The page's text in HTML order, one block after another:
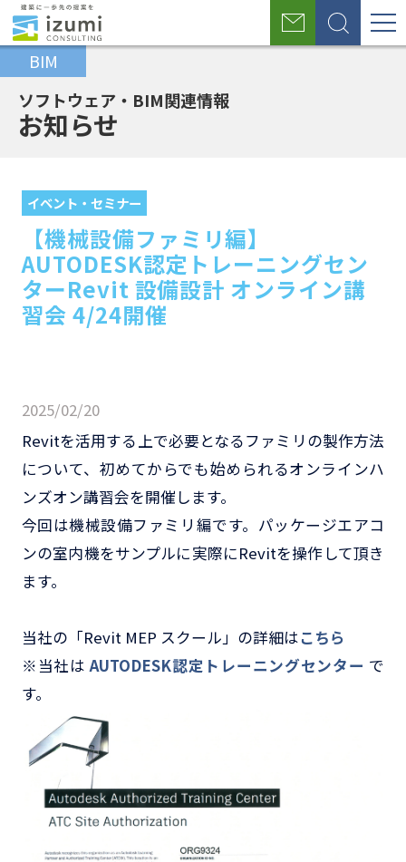
グ
ロ
ー
バ
ナ
ビ
ゲ
ー
シ
ン
お
問
検
索
BIM
ソフトウェア・BIM関連情報
お知らせ
ー
ム
事
業
知
ら
せ
トレーニングセンターRevit 設備設計 オ
ンライン講習会 4/24開催
イベント・セミナー
【機械設備ファミリ編】
AUTODESK認定トレーニングセン
ターRevit 設備設計 オンライン講
習会 4/24開催
2025/02/20
Revitを活用する上で必要となるファミリの製作方法
について、初めてからでも始められるオンラインハ
ンズオン講習会を開催します。
今回は機械設備ファミリ編です。パッケージエアコ
ンの室内機をサンプルに実際にRevitを操作して頂き
ます。
当社の「Revit MEP スクール」の詳細はこちら
※当社はAUTODESK認定トレーニングセンター で
す。